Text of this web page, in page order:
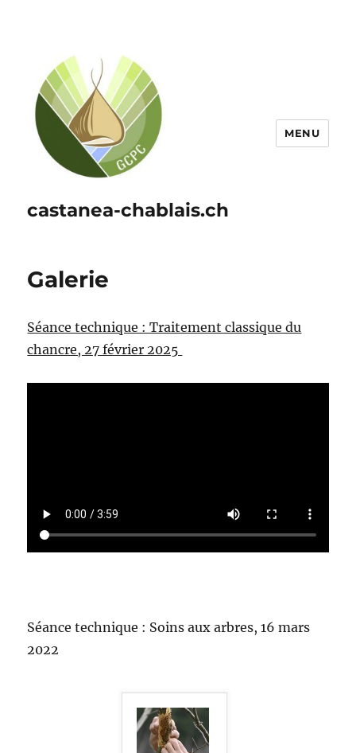
castanea-chablais.ch
MENU
Galerie
Séance technique : Traitement classique du
chancre, 27 février 2025
Séance technique : Soins aux arbres, 16 mars
2022